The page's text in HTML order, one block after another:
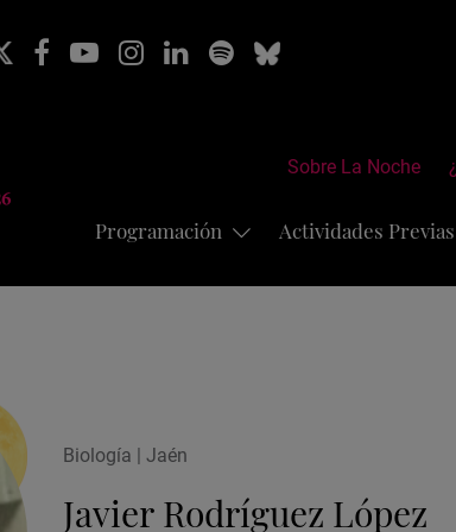
Sobre La Noche
Programación Actividades Previas
Biología | Jaén
Javier Rodríguez López